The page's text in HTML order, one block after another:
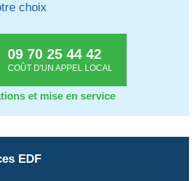
choix
09 70 25 44 42
COÛT D'UN APPEL LOCAL
et mise en service
EDF